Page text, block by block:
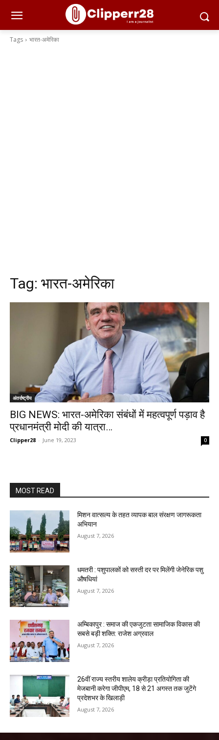
Tags भारत-अमेरिका
Tag: भारत-अमेरिका
अंतर्राष्ट्रीय
BIG NEWS: भारत-अमेरिका संबंधों में महत्वपूर्ण पड़ाव है
प्रधानमंत्री मोदी की यात्रा…
Clipper28 - June 19, 2023 0
MOST READ
मिशन वात्सल्य के तहत व्यापक बाल संरक्षण जागरूकता
अभियान
August 7, 2026
धमतरी : पशुपालकों को सस्ती दर पर मिलेंगी जेनेरिक पशु
औषधियां
August 7, 2026
अम्बिकापुर : समाज की एकजुटता सामाजिक विकास की
सबसे बड़ी शक्ति: राजेश अग्रवाल
August 7, 2026
26वीं राज्य स्तरीय शालेय क्रीड़ा प्रतियोगिता की
मेजबानी करेगा जीपीएम, 18 से 21 अगस्त तक जुटेंगे
प्रदेशभर के खिलाड़ी
August 7, 2026